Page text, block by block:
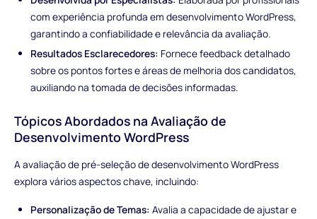
com experiência profunda em desenvolvimento WordPress,
garantindo a confiabilidade e relevância da avaliação.
Resultados Esclarecedores: Fornece feedback detalhado
sobre os pontos fortes e áreas de melhoria dos candidatos,
auxiliando na tomada de decisões informadas.
Tópicos Abordados na Avaliação de
Desenvolvimento WordPress
A avaliação de pré-seleção de desenvolvimento WordPress
explora vários aspectos chave, incluindo:
Personalização de Temas: Avalia a capacidade de ajustar e